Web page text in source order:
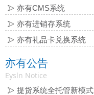
亦有CMS系统
亦有进销存系统
亦有礼品卡兑换系统
亦有公告
Eysln Notice
提货系统全托管新模式